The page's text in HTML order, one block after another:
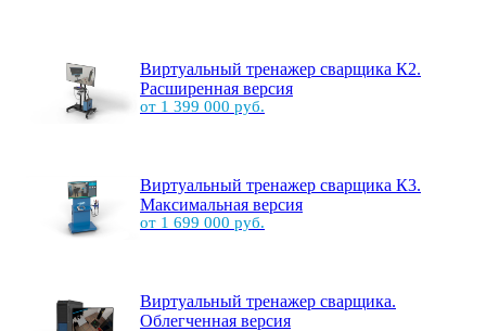
Виртуальный тренажер сварщика К2.
Расширенная версия
от 1 399 000 руб.
Виртуальный тренажер сварщика К3.
Максимальная версия
от 1 699 000 руб.
Виртуальный тренажер сварщика.
Облегченная версия